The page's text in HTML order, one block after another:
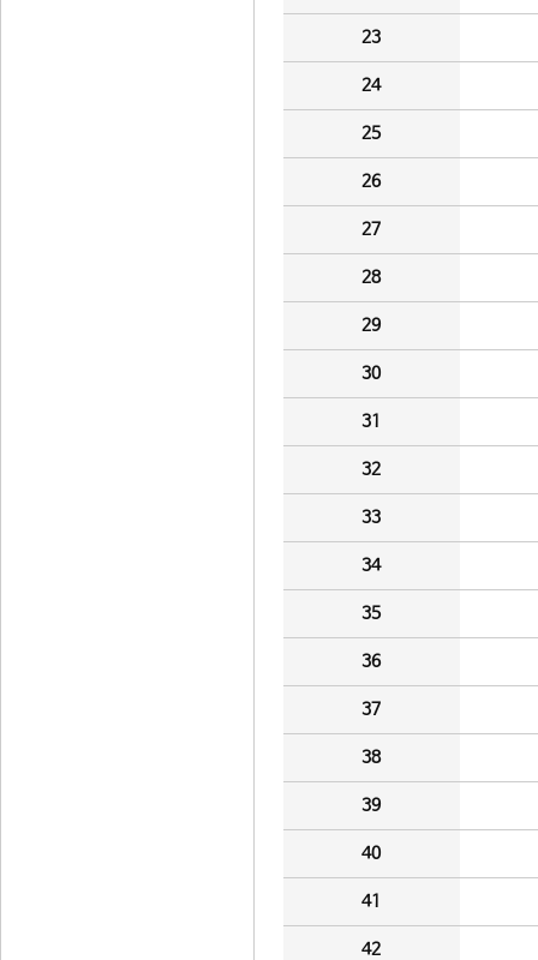
23
24
25
26
27
28
29
30
31
32
33
34
35
36
37
38
39
40
41
42